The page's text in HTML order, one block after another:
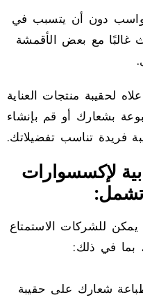
دون أن يتسبب في
غالبًا مع بعض الأقمشة
لحقيبة منتجات العناية
بشعارك أو قم بإنشاء
فريدة تناسب تفضيلاتك.
لإكسسوارات
تشمل:
للشركات الاستمتاع
بما في ذلك:
شعارك على حقيبة